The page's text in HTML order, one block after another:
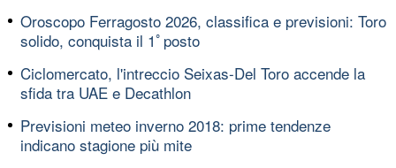
Oroscopo Ferragosto 2026, classifica e previsioni: Toro
solido, conquista il 1ﾟposto
Ciclomercato, l'intreccio Seixas-Del Toro accende la
sfida tra UAE e Decathlon
Previsioni meteo inverno 2018: prime tendenze
indicano stagione più mite